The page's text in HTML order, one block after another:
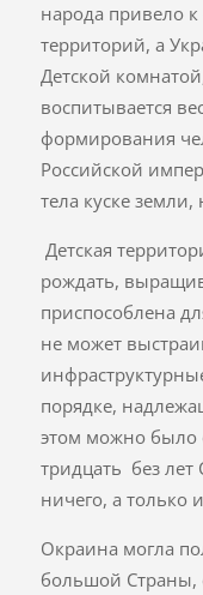
народа привело
территорий, а
Детской
воспитывается
формирования
Российской
тела куске
Детская
рождать,
приспособлена
не может
порядке,
этом можно было
тридцать без лет
ничего, а только
Окраина могла
большой Страны,